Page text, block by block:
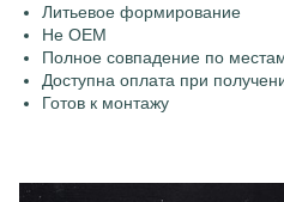
Литьевое формирование
Не OEM
Полное совпадение по
Доступна оплата при
Готов к монтажу